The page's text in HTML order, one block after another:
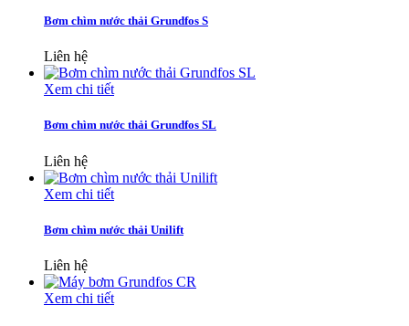
Bơm chìm nước thải Grundfos S
Liên hệ
Xem chi tiết
Bơm chìm nước thải Grundfos SL
Liên hệ
Xem chi tiết
Bơm chìm nước thải Unilift
Liên hệ
Xem chi tiết